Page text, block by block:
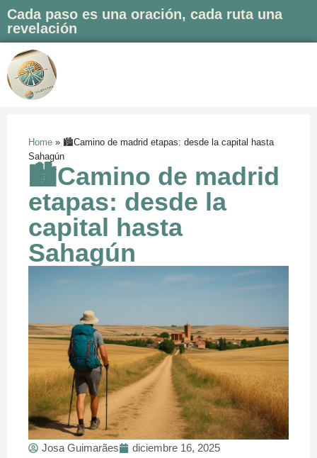
al
contenido
Cada paso es una oración, cada ruta una
revelación
Home » 🏙️Camino de madrid etapas: desde la capital hasta
Sahagún
🏙️Camino de madrid
etapas: desde la
capital hasta
Sahagún
Josa Guimarães
diciembre 16, 2025